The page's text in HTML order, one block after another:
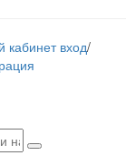
кабинет вход/